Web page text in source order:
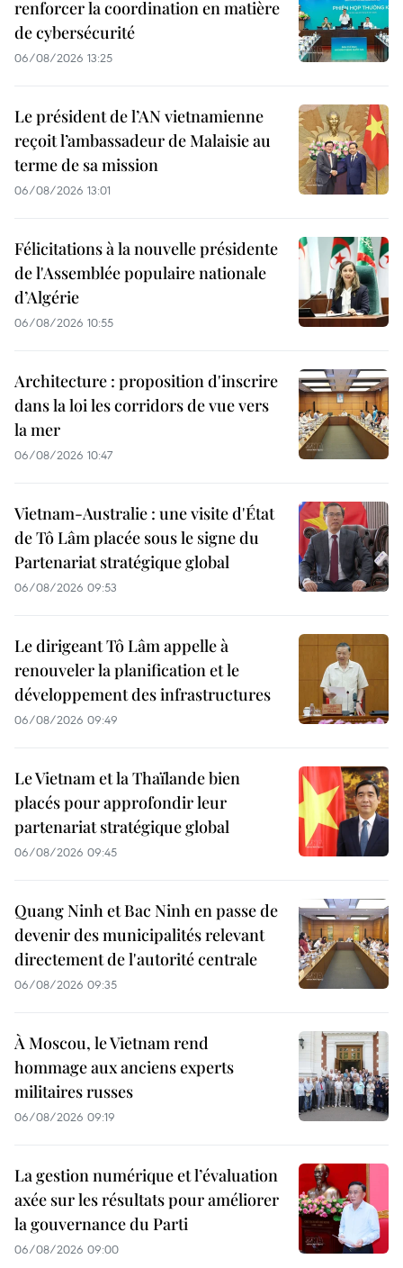
renforcer la coordination en matière
de cybersécurité
06/08/2026 13:25
Le président de l’AN vietnamienne
reçoit l’ambassadeur de Malaisie au
terme de sa mission
06/08/2026 13:01
Félicitations à la nouvelle présidente
de l'Assemblée populaire nationale
d’Algérie
06/08/2026 10:55
Architecture : proposition d'inscrire
dans la loi les corridors de vue vers
la mer
06/08/2026 10:47
Vietnam-Australie : une visite d'État
de Tô Lâm placée sous le signe du
Partenariat stratégique global
06/08/2026 09:53
Le dirigeant Tô Lâm appelle à
renouveler la planification et le
développement des infrastructures
06/08/2026 09:49
Le Vietnam et la Thaïlande bien
placés pour approfondir leur
partenariat stratégique global
06/08/2026 09:45
Quang Ninh et Bac Ninh en passe de
devenir des municipalités relevant
directement de l'autorité centrale
06/08/2026 09:35
À Moscou, le Vietnam rend
hommage aux anciens experts
militaires russes
06/08/2026 09:19
La gestion numérique et l’évaluation
axée sur les résultats pour améliorer
la gouvernance du Parti
06/08/2026 09:00